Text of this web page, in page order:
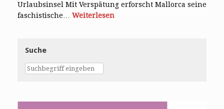
Urlaubsinsel Mit Verspätung erforscht Mallorca seine
faschistische… Weiterlesen
Suche